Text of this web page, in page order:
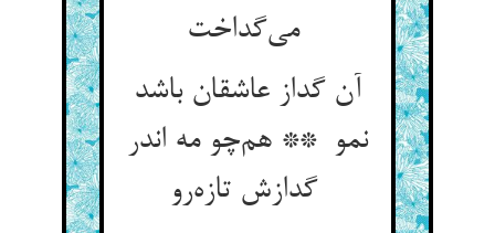
می‌گداخت
آن گداز عاشقان باشد
نمو ** هم‌چو مه اندر
گدازش تازه‌رو